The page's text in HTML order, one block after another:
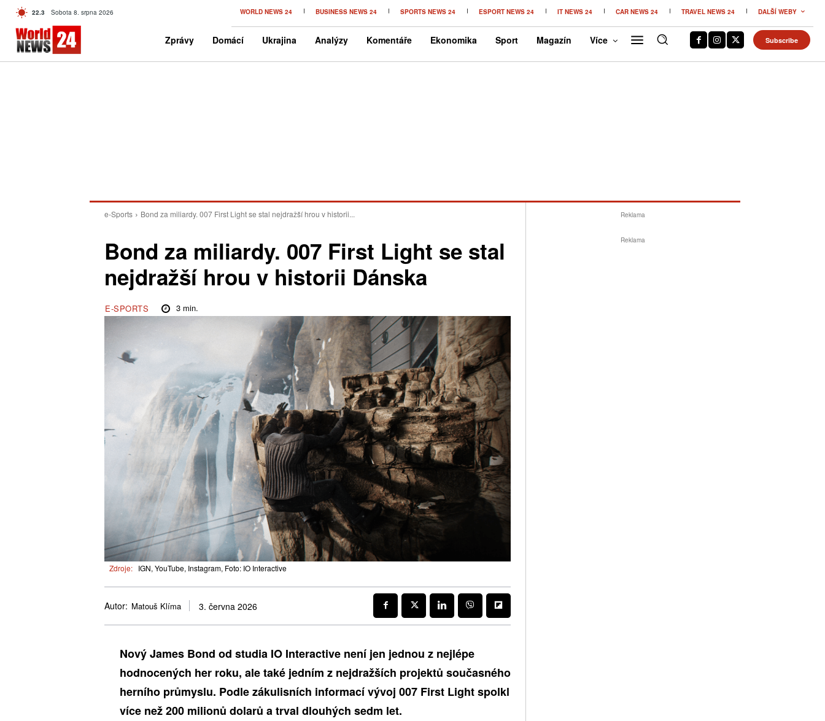
22.3 C Czech
Sobota 8. srpna 2026 WORLD NEWS 24 BUSINESS NEWS 24 SPORTS NEWS 24 ESPORT NEWS 24 IT NEWS 24 CAR NEWS 24 TRAVEL NEWS 24 DALŠÍ WEBY
Zprávy Domácí Ukrajina Analýzy Komentáře Ekonomika Sport Magazín Více Subscribe
e-Sports Bond za miliardy. 007 First Light se stal nejdražší hrou v historii...
Bond za miliardy. 007 First Light se stal
nejdražší hrou v historii Dánska
E-SPORTS 3 min.
Zdroje: IGN, YouTube, Instagram, Foto: IO Interactive
Autor: Matouš Klíma 3. června 2026
Nový James Bond od studia IO Interactive není jen jednou z nejlépe
hodnocených her roku, ale také jedním z nejdražších projektů současného
herního průmyslu. Podle zákulisních informací vývoj 007 First Light spolkl
více než 200 milionů dolarů a trval dlouhých sedm let.
Reklama
Reklama